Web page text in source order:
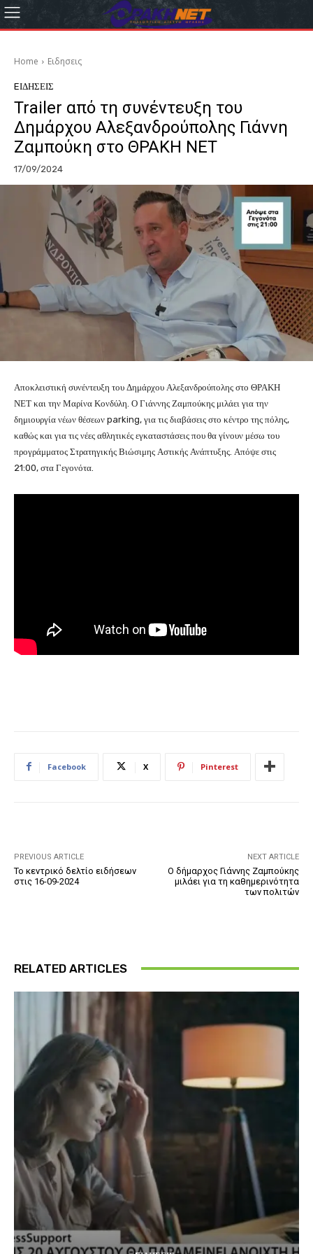
Home Eιδησεις
EΙΔΗΣΕΙΣ
Trailer από τη συνέντευξη του
Δημάρχου Αλεξανδρούπολης Γιάννη
Ζαμπούκη στο ΘΡΑΚΗ ΝΕΤ
17/09/2024
Αποκλειστική συνέντευξη του Δημάρχου Αλεξανδρούπολης στο ΘΡΑΚΗ
ΝΕΤ και την Μαρίνα Κονδύλη. Ο Γιάννης Ζαμπούκης μιλάει για την
δημιουργία νέων θέσεων parking, για τις διαβάσεις στο κέντρο της πόλης,
καθώς και για τις νέες αθλητικές εγκαταστάσεις που θα γίνουν μέσω του
προγράμματος Στρατηγικής Βιώσιμης Αστικής Ανάπτυξης. Απόψε στις
21:00, στα Γεγονότα.
Facebook X Pinterest
PREVIOUS ARTICLE
Το κεντρικό δελτίο ειδήσεων
στις 16-09-2024
NEXT ARTICLE
Ο δήμαρχος Γιάννης Ζαμπούκης
μιλάει για τη καθημερινότητα
των πολιτών
RELATED ARTICLES